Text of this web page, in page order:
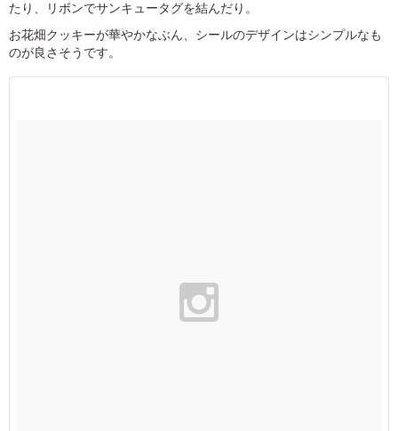
たり、リボンでサンキュータグを結んだり。
お花畑クッキーが華やかなぶん、シールのデザインはシンプルなも
のが良さそうです。